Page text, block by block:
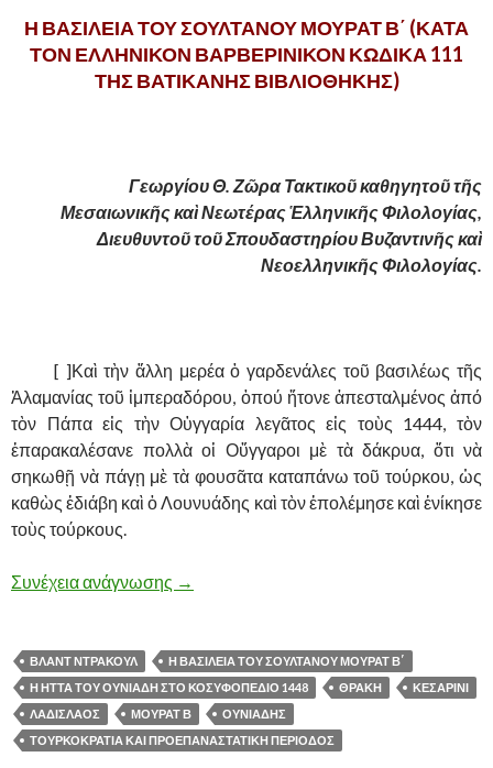
Η ΒΑΣΙΛΕΙΑ ΤΟΥ ΣΟΥΛΤΑΝΟΥ ΜΟΥΡΑΤ Β΄ (ΚΑΤΑ
ΤΟΝ ΕΛΛΗΝΙΚΟΝ ΒΑΡΒΕΡΙΝΙΚΟΝ ΚΩΔΙΚΑ 111
ΤΗΣ ΒΑΤΙΚΑΝΗΣ ΒΙΒΛΙΟΘΗΚΗΣ)
Γεωργίου Θ. Ζῶρα Τακτικοῦ καθηγητοῦ τῆς
Μεσαιωνικῆς καὶ Νεωτέρας Ἑλληνικῆς Φιλολογίας,
Διευθυντοῦ τοῦ Σπουδαστηρίου Βυζαντινῆς καὶ
Νεοελληνικῆς Φιλολογίας.
[ ]Καὶ τὴν ἄλλη μερέα ὁ γαρδενάλες τοῦ βασιλέως τῆς
Ἀλαμανίας τοῦ ἰμπεραδόρου, ὁπού ἤτονε ἀπεσταλμένος ἀπό
τὸν Πάπα εἰς τὴν Οὑγγαρία λεγᾶτος εἰς τοὺς 1444, τὸν
ἐπαρακαλέσανε πολλὰ οἱ Οὕγγαροι μὲ τὰ δάκρυα, ὅτι νὰ
σηκωθῇ νὰ πάγῃ μὲ τὰ φουσᾶτα καταπάνω τοῦ τούρκου, ὡς
καθὼς ἐδιάβη καὶ ὁ Λουνυάδης καὶ τὸν ἐπολέμησε καὶ ἐνίκησε
τοὺς τούρκους.
Συνέχεια ανάγνωσης Η ΒΑΣΙΛΕΙΑ ΤΟΥ ΣΟΥΛΤΑΝΟΥ ΜΟΥΡΑΤ
→
ΒΛΑΝΤ ΝΤΡΑΚΟΥΛ
Η ΒΑΣΙΛΕΙΑ ΤΟΥ ΣΟΥΛΤΑΝΟΥ ΜΟΥΡΑΤ Β΄
Η ΗΤΤΑ ΤΟΥ ΟΥΝΙΑΔΗ ΣΤΟ ΚΟΣΥΦΟΠΕΔΙΟ 1448
ΘΡΑΚΗ
ΚΕΣΑΡΙΝΙ
ΛΑΔΙΣΛΑΟΣ
ΜΟΥΡΑΤ Β
ΟΥΝΙΑΔΗΣ
ΤΟΥΡΚΟΚΡΑΤΙΑ ΚΑΙ ΠΡΟΕΠΑΝΑΣΤΑΤΙΚΗ ΠΕΡΙΟΔΟΣ